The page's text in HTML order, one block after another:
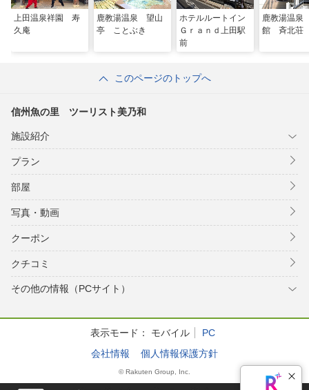
上田温泉祥園 寿
久庵
鹿教湯温泉 望山
亭 ことぶき
ホテルルートイン
Ｇｒａｎｄ上田駅
前
鹿教湯温
館 斉北荘
このページのトップへ
信州魚の里 ツーリスト美乃和
施設紹介
プラン
部屋
写真・動画
クーポン
クチコミ
その他の情報（PCサイト）
表示モード： モバイル
PC
会社情報
個人情報保護方針
© Rakuten Group, Inc.